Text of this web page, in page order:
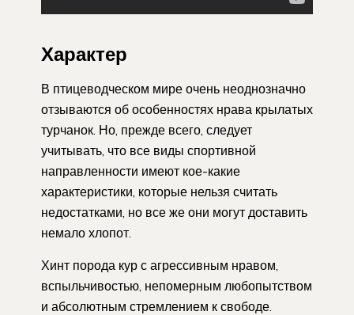
Характер
В птицеводческом мире очень неоднозначно
отзываются об особенностях нрава крылатых
турчанок. Но, прежде всего, следует
учитывать, что все виды спортивной
направленности имеют кое-какие
характеристики, которые нельзя считать
недостатками, но все же они могут доставить
немало хлопот.
Хинт порода кур с агрессивным нравом,
вспыльчивостью, непомерным любопытством
и абсолютным стремлением к свободе.